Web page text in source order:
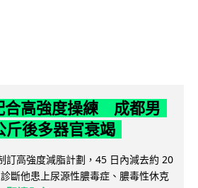
合高強度操練 成都男
後多器官衰竭
訂高強度減脂計劃，45 日內減去約 20
斷他患上尿源性膿毒症、膿毒性休克